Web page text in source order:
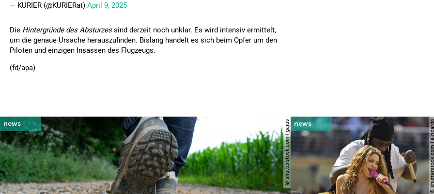
— KURIER (@KURIERat) April 9, 2025
Die Hintergründe des Absturzessind derzeit noch unklar. Es wird intensiv ermittelt,
um die genaue Ursache herauszufinden. Bislang handelt es sich beim Opfer um den
Piloten und einzigen Insassen des Flugzeugs.
(fd/apa)
© shutterstock.com | gajus ©